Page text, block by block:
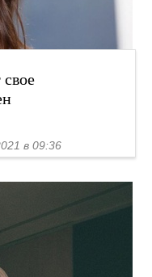
в 09:36